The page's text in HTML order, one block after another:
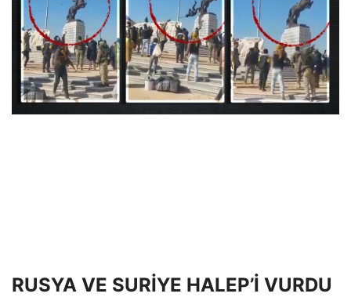
RUSYA VE SURİYE HALEP’İ VURDU